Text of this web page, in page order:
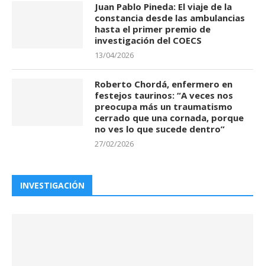
Juan Pablo Pineda: El viaje de la
constancia desde las ambulancias
hasta el primer premio de
investigación del COECS
13/04/2026
Roberto Chordá, enfermero en
festejos taurinos: “A veces nos
preocupa más un traumatismo
cerrado que una cornada, porque
no ves lo que sucede dentro”
27/02/2026
INVESTIGACIÓN